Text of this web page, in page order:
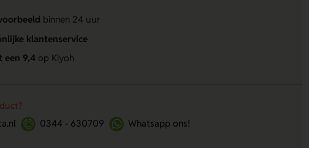
binnen 24 uur
klantenservice
een 9,4op Kiyoh
0344 - 630709 Whatsapp ons!